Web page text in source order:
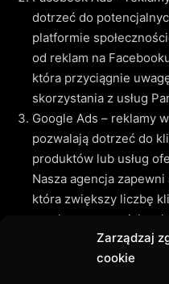
Zarządzaj
cookie
dotrzeć do
platformie
od reklam na
która przyciągnie
skorzystania z usług
Google Ads – reklamy
pozwalają dotrzeć do
produktów lub usług
Nasza agencja
która zwiększy liczbę
przekona
Prowadzenie Social
mediów